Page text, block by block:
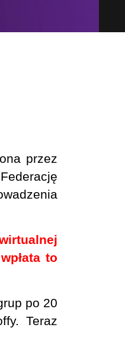
przez
to
po 20
Teraz